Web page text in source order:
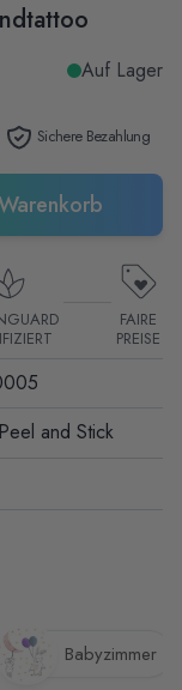
Auf Lager
and Stick
Sichere Bezahlung
FAIRE
PREISE
Babyzimmer